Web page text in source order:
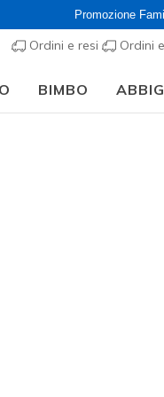
Promozione
Ordini e resi Ordini
BIMBO